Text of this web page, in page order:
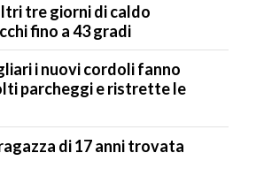
tre giorni di caldo
fino a 43 gradi
i nuovi cordoli fanno
parcheggi e ristrette le
di 17 anni trovata